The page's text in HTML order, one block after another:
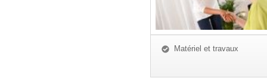
Matériel et travaux